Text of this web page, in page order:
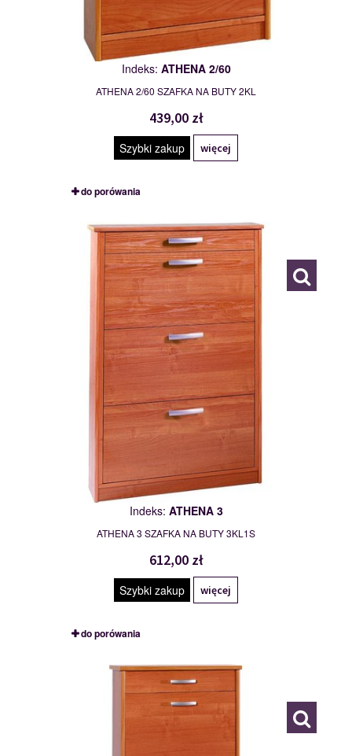
Indeks: ATHENA 2/60
ATHENA 2/60 SZAFKA NA BUTY 2KL
439,00 zł
Szybki zakup więcej
do porówania
ATHENA 3
111479
Indeks: ATHENA 3
ATHENA 3 SZAFKA NA BUTY 3KL1S
612,00 zł
Szybki zakup więcej
do porówania
ATHENA 3/60